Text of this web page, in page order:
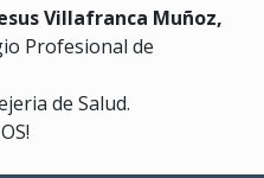
Villafranca Muñoz,
Profesional de
de Salud.